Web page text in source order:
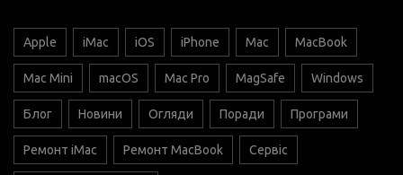
Apple iMac iOS iPhone Mac MacBook
Mac Mini macOS Mac Pro MagSafe Windows
Блог Новини Огляди Поради Програми
Ремонт iMac Ремонт MacBook Сервіс